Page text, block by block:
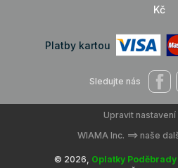
Kč
Platby kartou
Sledujte nás
© 2026, Oplatky
WIAMA Inc. ==> naše
Upravit